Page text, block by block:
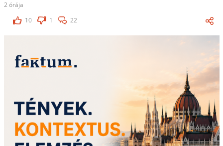
2 órája
10
1 22